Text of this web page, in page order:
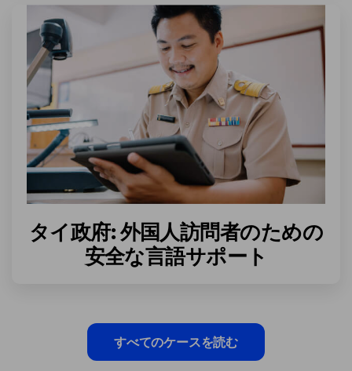
タイ政府: 外国人訪問者のための
安全な言語サポート
すべてのケースを読む